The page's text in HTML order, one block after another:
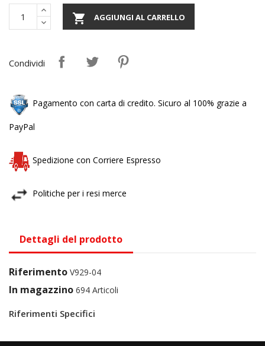
 AGGIUNGI AL CARRELLO
Condividi
Pagamento con carta di credito. Sicuro al 100% grazie a
PayPal
Spedizione con Corriere Espresso
Politiche per i resi merce
Dettagli del prodotto
Riferimento V929-04
In magazzino 694 Articoli
Riferimenti Specifici